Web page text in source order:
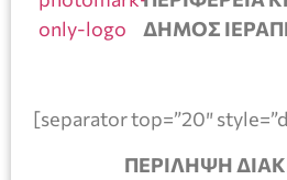
ΔΗΜΟΣ
[separator top=”20″
ΠΕΡΙΛΗΨΗ